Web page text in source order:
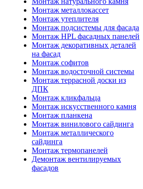
Монтаж металлокассет
Монтаж утеплителя
Монтаж подсистемы для фасада
Монтаж HPL фасадных панелей
Монтаж декоративных деталей
на фасад
Монтаж софитов
Монтаж водосточной системы
Монтаж террасной доски из
ДПК
Монтаж кликфальца
Монтаж искусственного камня
Монтаж планкена
Монтаж винилового сайдинга
Монтаж металлического
сайдинга
Монтаж термопанелей
Демонтаж вентилируемых
фасадов